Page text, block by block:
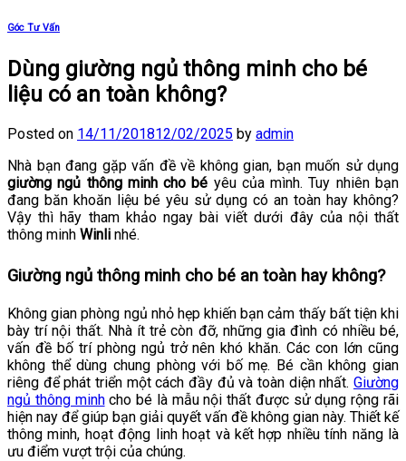
Góc Tư Vấn
Dùng giường ngủ thông minh cho bé
liệu có an toàn không?
Posted on 14/11/201812/02/2025 by admin
Nhà bạn đang gặp vấn đề về không gian, bạn muốn sử dụng
giường ngủ thông minh cho bé yêu của mình. Tuy nhiên bạn
đang băn khoăn liệu bé yêu sử dụng có an toàn hay không?
Vậy thì hãy tham khảo ngay bài viết dưới đây của nội thất
thông minh Winli nhé.
Giường ngủ thông minh cho bé an toàn hay không?
Không gian phòng ngủ nhỏ hẹp khiến bạn cảm thấy bất tiện khi
bày trí nội thất. Nhà ít trẻ còn đỡ, những gia đình có nhiều bé,
vấn đề bố trí phòng ngủ trở nên khó khăn. Các con lớn cũng
không thể dùng chung phòng với bố mẹ. Bé cần không gian
riêng để phát triển một cách đầy đủ và toàn diện nhất. Giường
ngủ thông minhcho bé là mẫu nội thất được sử dụng rộng rãi
hiện nay để giúp bạn giải quyết vấn đề không gian này. Thiết kế
thông minh, hoạt động linh hoạt và kết hợp nhiều tính năng là
ưu điểm vượt trội của chúng.